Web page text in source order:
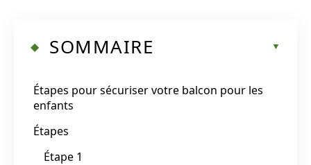
SOMMAIRE
Étapes pour sécuriser votre balcon pour les
enfants
Étapes
Étape 1